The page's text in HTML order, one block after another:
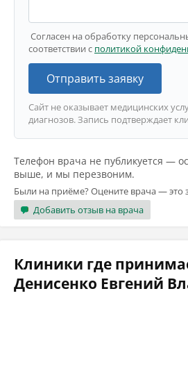
Согласен на обработку
соответствии с политикой
Отправить заявку
Сайт не оказывает медицинских
диагнозов. Запись подтверждает
Телефон врача не публикуется —
выше, и мы перезвоним.
Были на приёме? Оцените врача — это
Добавить отзыв на врача
Клиники где
Денисенко Евгений